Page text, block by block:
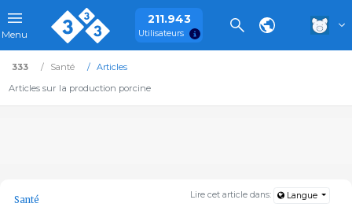
Menu
211.943
Utilisateurs
333 Santé
Articles
Articles sur la production porcine
Lire cet article dans: Langue
Santé